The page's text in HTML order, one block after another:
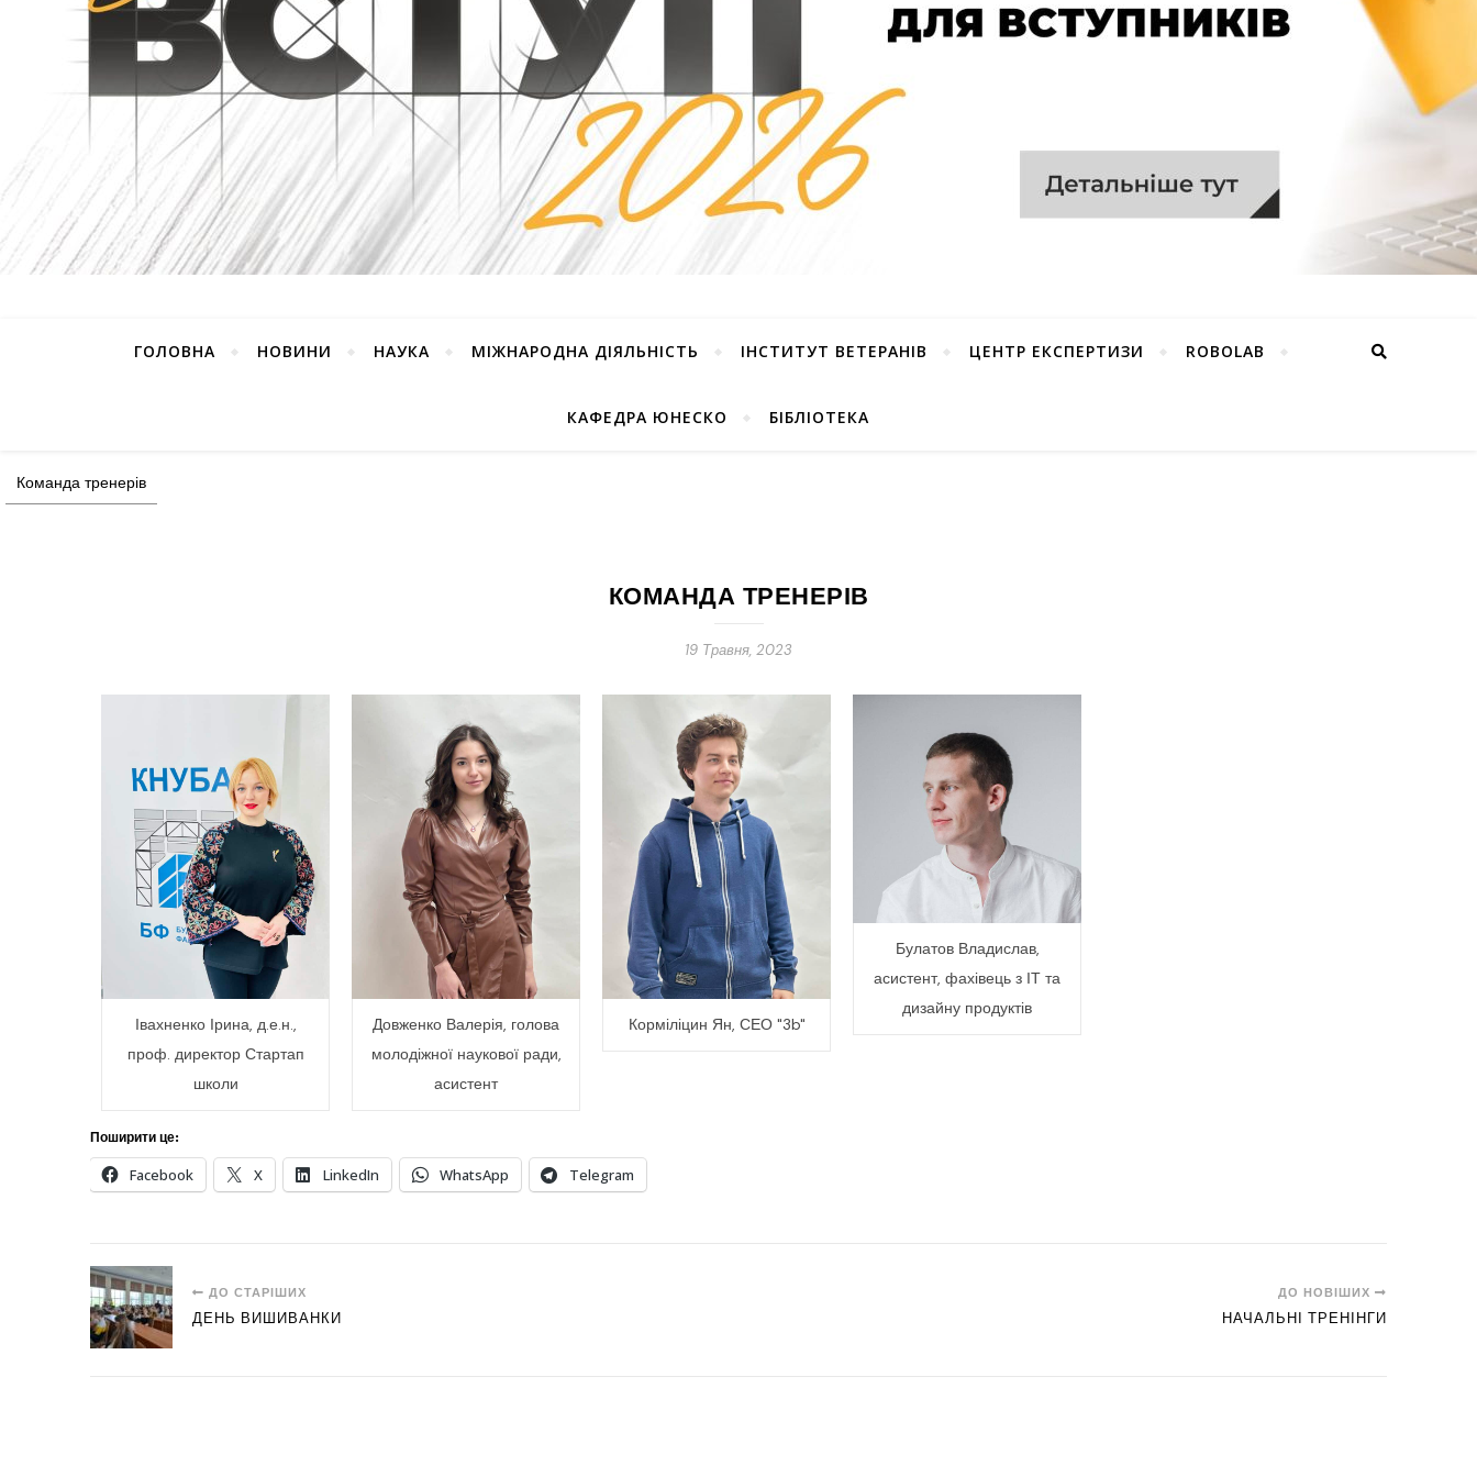
ГОЛОВНА НОВИНИ НАУКА МІЖНАРОДНА ДІЯЛЬНІСТЬ ІНСТИТУТ ВЕТЕРАНІВ ЦЕНТР ЕКСПЕРТИЗИ ROBOLAB
КАФЕДРА ЮНЕСКО БІБЛІОТЕКА
Команда тренерів
КОМАНДА ТРЕНЕРІВ
19 Травня, 2023
Івахненко Ірина, д.е.н.,
проф. директор Стартап
школи
Довженко Валерія, голова
молодіжної наукової ради,
асистент
Корміліцин Ян, СЕО "3b"
Булатов Владислав,
асистент, фахівець з ІТ та
дизайну продуктів
Поширити це:
Facebook X LinkedIn WhatsApp Telegram
ДО СТАРІШИХ
ДЕНЬ ВИШИВАНКИ
ДО НОВІШИХ
НАЧАЛЬНІ ТРЕНІНГИ